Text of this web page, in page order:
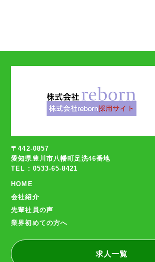
〒442-0857
愛知県豊川市八幡町足洗46番地
TEL : 0533-65-8421
HOME
会社紹介
先輩社員の声
業界初めての方へ
求人一覧